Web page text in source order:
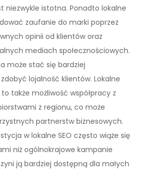
niezwykle istotna. Ponadto lokalne
zaufanie do marki poprzez
opinii od klientów oraz
mediach społecznościowych.
może stać się bardziej
lojalność klientów. Lokalne
także możliwość współpracy z
z regionu, co może
partnerstw biznesowych.
w lokalne SEO często wiąże się
niż ogólnokrajowe kampanie
ją bardziej dostępną dla małych